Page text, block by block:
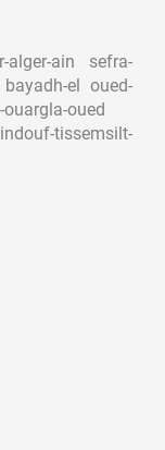
alger-ain sefra-
el oued-
oued
tissemsilt-